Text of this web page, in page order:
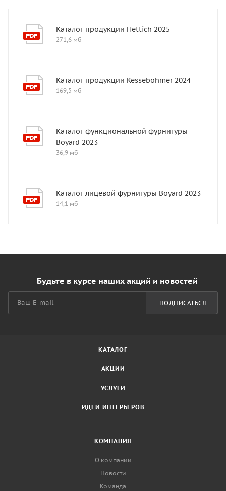
Каталог продукции Hettich 2025
271,6 мб
Каталог продукции Kessebohmer 2024
169,5 мб
Каталог функциональной фурнитуры
Boyard 2023
36,9 мб
Каталог лицевой фурнитуры Boyard 2023
14,1 мб
Будьте в курсе наших акций и новостей
ПОДПИСАТЬСЯ
КАТАЛОГ
АКЦИИ
УСЛУГИ
ИДЕИ ИНТЕРЬЕРОВ
КОМПАНИЯ
О компании
Новости
Команда